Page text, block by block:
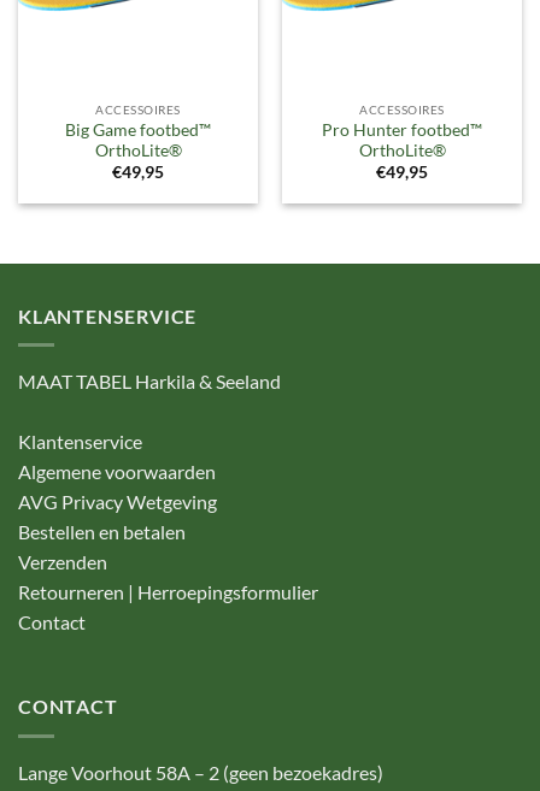
ACCESSOIRES
Big Game footbed™
OrthoLite®
€49,95
ACCESSOIRES
Pro Hunter footbed™
OrthoLite®
€49,95
KLANTENSERVICE
MAAT TABEL Harkila & Seeland
Klantenservice
Algemene voorwaarden
AVG Privacy Wetgeving
Bestellen en betalen
Verzenden
Retourneren | Herroepingsformulier
Contact
CONTACT
Lange Voorhout 58A – 2 (geen bezoekadres)